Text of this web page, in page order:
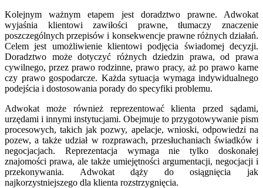
Kolejnym ważnym etapem jest doradztwo prawne. Adwokat
wyjaśnia klientowi zawiłości prawne, tłumaczy znaczenie
poszczególnych przepisów i konsekwencje prawne różnych działań.
Celem jest umożliwienie klientowi podjęcia świadomej decyzji.
Doradztwo może dotyczyć różnych dziedzin prawa, od prawa
cywilnego, przez prawo rodzinne, prawo pracy, aż po prawo karne
czy prawo gospodarcze. Każda sytuacja wymaga indywidualnego
podejścia i dostosowania porady do specyfiki problemu.
Adwokat może również reprezentować klienta przed sądami,
urzędami i innymi instytucjami. Obejmuje to przygotowywanie pism
procesowych, takich jak pozwy, apelacje, wnioski, odpowiedzi na
pozew, a także udział w rozprawach, przesłuchaniach świadków i
negocjacjach. Reprezentacja wymaga nie tylko doskonałej
znajomości prawa, ale także umiejętności argumentacji, negocjacji i
przekonywania. Adwokat dąży do osiągnięcia jak
najkorzystniejszego dla klienta rozstrzygnięcia.